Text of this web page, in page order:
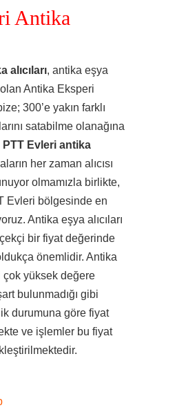
Antika
alıcıları, antika eşya
olan Antika Eksperi
300’e yakın farklı
satabilme olanağına
PTT Evleri antika
her zaman alıcısı
olmamızla birlikte,
Evleri bölgesinde en
Antika eşya alıcıları
bir fiyat değerinde
önemlidir. Antika
çok yüksek değere
bulunmadığı gibi
durumuna göre fiyat
ve işlemler bu fiyat